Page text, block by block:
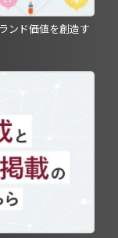
ンド価値を創造す